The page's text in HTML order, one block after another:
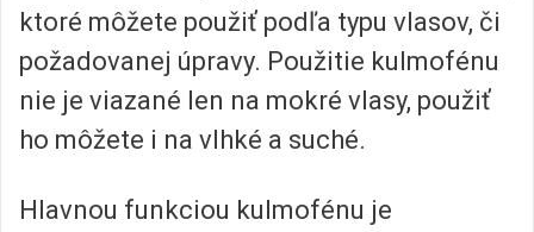
ktoré môžete použiť podľa typu vlasov, či
požadovanej úpravy. Použitie kulmofénu
nie je viazané len na mokré vlasy, použiť
ho môžete i na vlhké a suché.
Hlavnou funkciou kulmofénu je